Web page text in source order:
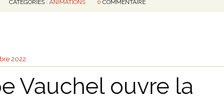
CATÉGORIES :ANIMATIONS 0 COMMENTAIRE
2022
Vauchel ouvre la